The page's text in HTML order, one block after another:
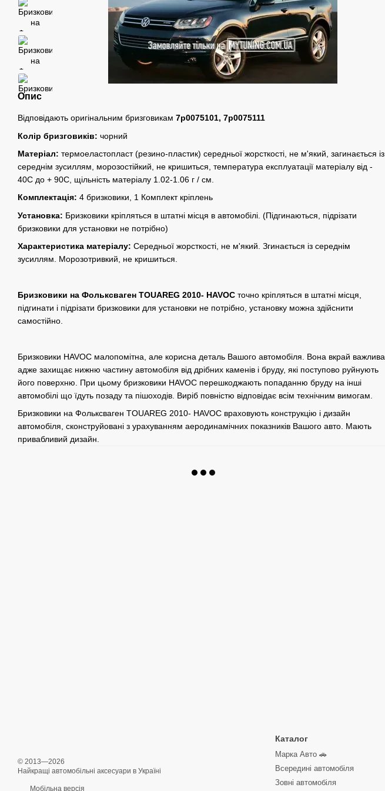
Опис
Відповідають оригінальним бризговикам 7p0075101, 7p0075111
Колір бризговиків: чорний
Матеріал: термоеластопласт (резино-пластик) середньої жорсткості, не м'який, загинається із
середнім зусиллям, морозостійкий, не кришиться, температура експлуатації матеріалу від -
40С до + 90С, щільність матеріалу 1.02-1.06 г / см.
Комплектація: 4 бризковики, 1 Комплект кріплень
Установка: Бризковики кріпляться в штатні місця в автомобілі. (Підгинаються, підрізати
бризковики для установки не потрібно)
Характеристика матеріалу: Середньої жорсткості, не м'який. Згинається із середнім
зусиллям. Морозотривкий, не кришиться.
Бризковики на Фольксваген TOUAREG 2010- HAVOC точно кріпляться в штатні місця,
підгинати і підрізати бризковики для установки не потрібно, установку можна здійснити
самостійно.
Бризковики HAVOC малопомітна, але корисна деталь Вашого автомобіля. Вона вкрай важлива,
адже захищає нижню частину автомобіля від дрібних каменів і бруду, які поступово руйнують
його поверхню. При цьому бризковики HAVOC перешкоджають попаданню бруду на інші
автомобілі що їдуть позаду та пішоходів. Виріб повністю відповідає всім технічним вимогам.
Бризковики на Фольксваген TOUAREG 2010- HAVOC враховують конструкцію і дизайн
автомобіля, сконструйовані з урахуванням аеродинамічних показників Вашого авто. Мають
привабливий дизайн.
© 2013—2026
Найкращі автомобільні аксесуари в Україні
Мобільна версія
Каталог
Марка Авто 🚗
Всередині автомобіля
Зовні автомобіля